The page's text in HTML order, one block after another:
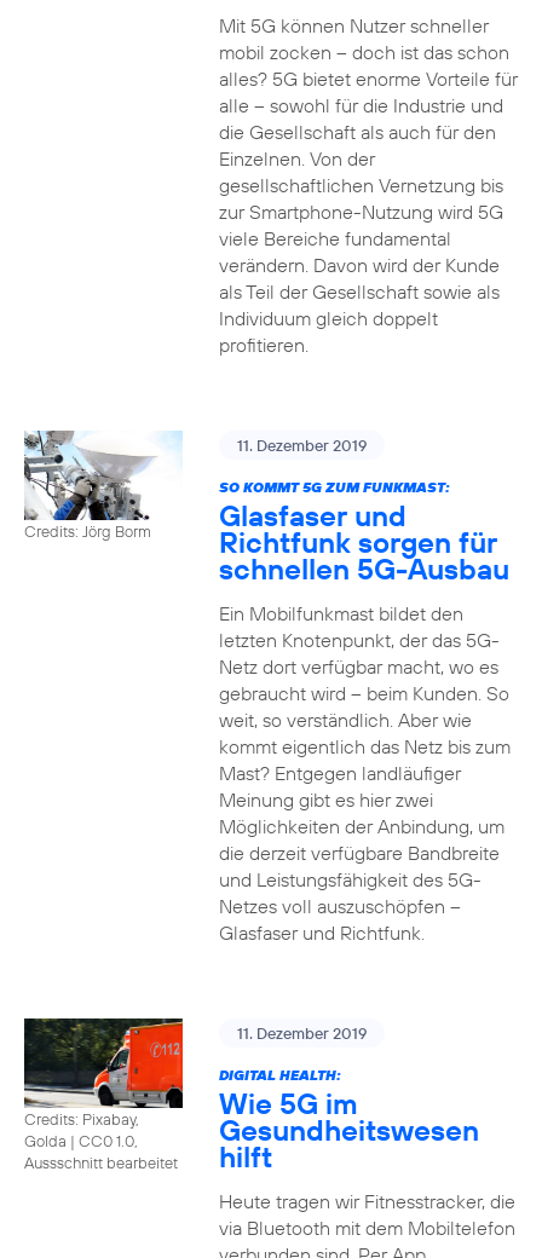
Mit 5G können Nutzer schneller
mobil zocken – doch ist das schon
alles? 5G bietet enorme Vorteile für
alle – sowohl für die Industrie und
die Gesellschaft als auch für den
Einzelnen. Von der
gesellschaftlichen Vernetzung bis
zur Smartphone-Nutzung wird 5G
viele Bereiche fundamental
verändern. Davon wird der Kunde
als Teil der Gesellschaft sowie als
Individuum gleich doppelt
profitieren.
Credits: Jörg Borm
11. Dezember 2019
SO KOMMT 5G ZUM FUNKMAST:
Glasfaser und
Richtfunk sorgen für
schnellen 5G-Ausbau
Ein Mobilfunkmast bildet den
letzten Knotenpunkt, der das 5G-
Netz dort verfügbar macht, wo es
gebraucht wird – beim Kunden. So
weit, so verständlich. Aber wie
kommt eigentlich das Netz bis zum
Mast? Entgegen landläufiger
Meinung gibt es hier zwei
Möglichkeiten der Anbindung, um
die derzeit verfügbare Bandbreite
und Leistungsfähigkeit des 5G-
Netzes voll auszuschöpfen –
Glasfaser und Richtfunk.
Credits: Pixabay,
Golda | CC0 1.0,
Aussschnitt bearbeitet
11. Dezember 2019
DIGITAL HEALTH:
Wie 5G im
Gesundheitswesen
hilft
Heute tragen wir Fitnesstracker, die
via Bluetooth mit dem Mobiltelefon